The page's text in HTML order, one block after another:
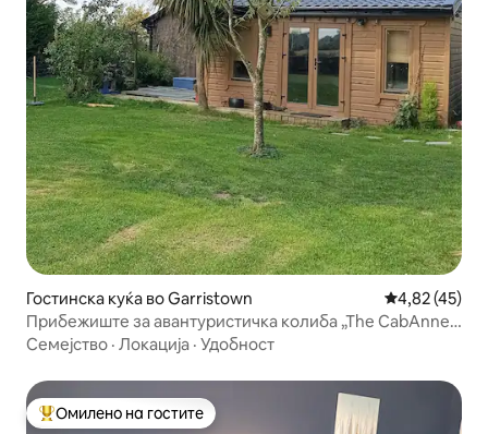
Гостинска куќа во Garristown Просечна
4,82 (45)
Прибежиште за авантуристичка колиба „The CabAnne“
*без туш
Семејство · Локација · Удобност
Меѓу најуспешните „Омилени на гостите“
Омилено на гостите